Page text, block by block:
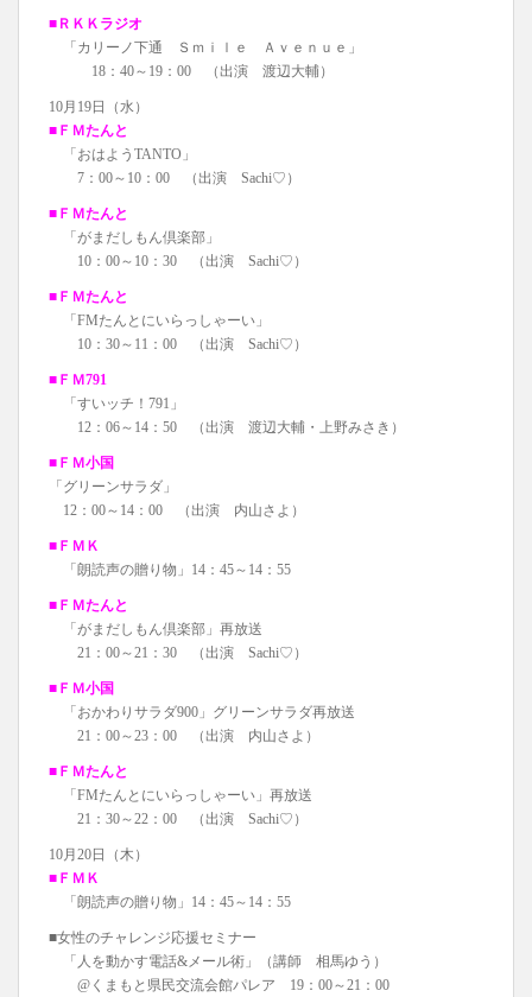
■ＲＫＫラジオ
「カリーノ下通 Ｓｍｉｌｅ Ａｖｅｎｕｅ」
18：40～19：00 （出演 渡辺大輔）
10月19日（水）
■ＦＭたんと
「おはようTANTO」
7：00～10：00 （出演 Sachi♡）
■ＦＭたんと
「がまだしもん倶楽部」
10：00～10：30 （出演 Sachi♡）
■ＦＭたんと
「FMたんとにいらっしゃーい」
10：30～11：00 （出演 Sachi♡）
■ＦＭ791
「すいッチ！791」
12：06～14：50 （出演 渡辺大輔・上野みさき）
■ＦＭ小国
「グリーンサラダ」
12：00～14：00 （出演 内山さよ）
■ＦＭＫ
「朗読声の贈り物」14：45～14：55
■ＦＭたんと
「がまだしもん倶楽部」再放送
21：00～21：30 （出演 Sachi♡）
■ＦＭ小国
「おかわりサラダ900」グリーンサラダ再放送
21：00～23：00 （出演 内山さよ）
■ＦＭたんと
「FMたんとにいらっしゃーい」再放送
21：30～22：00 （出演 Sachi♡）
10月20日（木）
■ＦＭＫ
「朗読声の贈り物」14：45～14：55
■女性のチャレンジ応援セミナー
「人を動かす電話&メール術」（講師 相馬ゆう）
@くまもと県民交流会館パレア 19：00～21：00